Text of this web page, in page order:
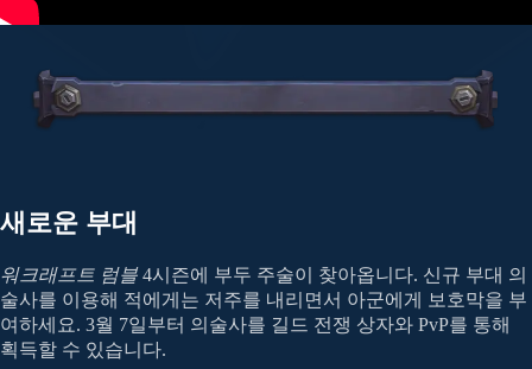
새로운 부대
워크래프트 럼블4시즌에 부두 주술이 찾아옵니다. 신규 부대 의
술사를 이용해 적에게는 저주를 내리면서 아군에게 보호막을 부
여하세요. 3월 7일부터 의술사를 길드 전쟁 상자와 PvP를 통해
획득할 수 있습니다.